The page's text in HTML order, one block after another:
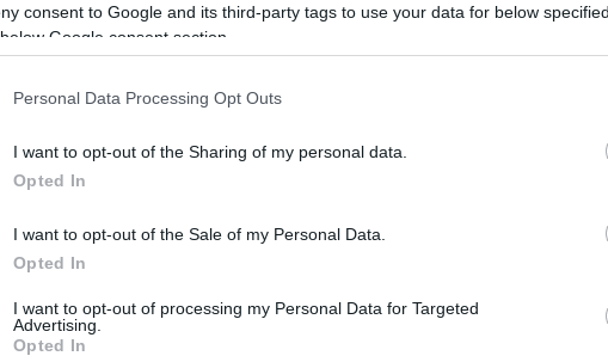
consent to Google and its third-party tags to use your data for below
Google consent section.
Personal Data Processing Opt Outs
I want to opt-out of the Sharing of my personal data.
Opted In
I want to opt-out of the Sale of my Personal Data.
Opted In
I want to opt-out of processing my Personal Data for Targeted
Advertising.
Opted In